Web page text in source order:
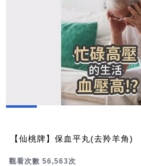
【仙桃牌】保血平丸(去羚羊角)
觀看次數 56,563次